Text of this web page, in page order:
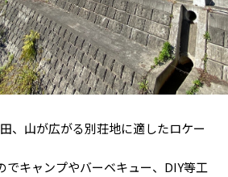
、山が広がる別荘地に適したロケー
キャンプやバーベキュー、DIY等工